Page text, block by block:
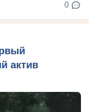
0
актив